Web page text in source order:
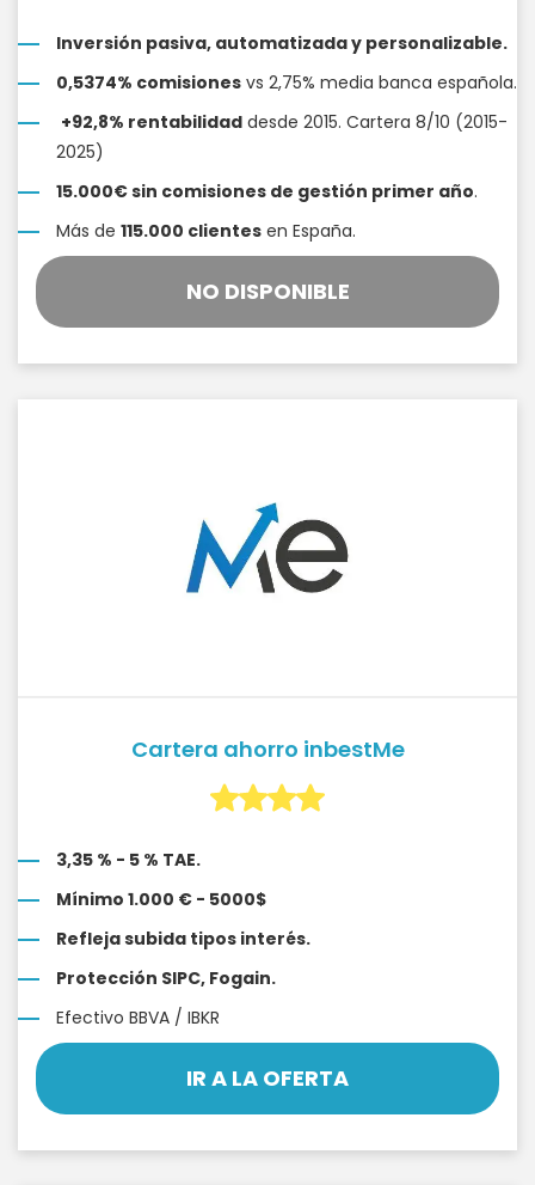
Inversión pasiva, automatizada y personalizable.
0,5374% comisiones vs 2,75% media banca española.
+92,8% rentabilidad desde 2015. Cartera 8/10 (2015-
2025)
15.000€ sin comisiones de gestión primer año.
Más de 115.000 clientes en España.
NO DISPONIBLE
Cartera ahorro inbestMe
3,35 % - 5 % TAE.
Mínimo 1.000 € - 5000$
Refleja subida tipos interés.
Protección SIPC, Fogain.
Efectivo BBVA / IBKR
IR A LA OFERTA